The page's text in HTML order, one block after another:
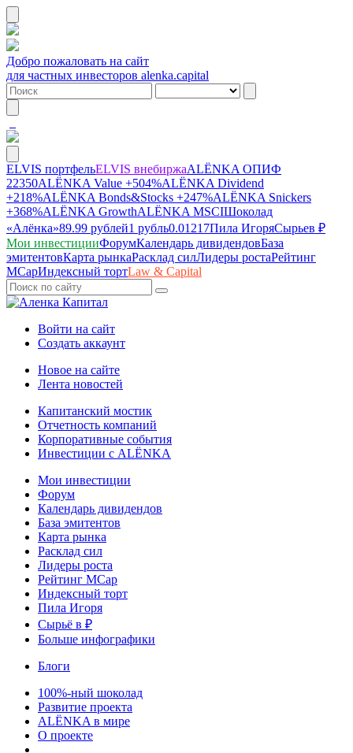
Добро пожаловать на сайт
для частных инвесторов alenka.capital
ELVIS портфельELVIS внебиржаALЁNKA ОПИФ
22350ALЁNKA Value +504%ALЁNKA Dividend
+218%ALЁNKA Bonds&Stocks +247%ALЁNKA Snickers
+368%ALЁNKA GrowthALЁNKA MSCIШоколад
«Алёнка»89.99 рублей1 рубль0.01217Пила ИгоряСырьев ₽
Мои инвестицииФорумКалендарь дивидендовБаза
эмитентовКарта рынкаРасклад силЛидеры ростаРейтинг
MCapИндексный тортLaw & Capital
Войти на сайт
Создать аккаунт
Новое на сайте
Лента новостей
Капитанский мостик
Отчетность компаний
Корпоративные события
Инвестиции с ALЁNKA
Мои инвестиции
Форум
Календарь дивидендов
База эмитентов
Карта рынка
Расклад сил
Лидеры роста
Рейтинг MCap
Индексный торт
Пила Игоря
Сырьё в ₽
Больше инфографики
Блоги
100%-ный шоколад
Развитие проекта
ALЁNKA в мире
О проекте